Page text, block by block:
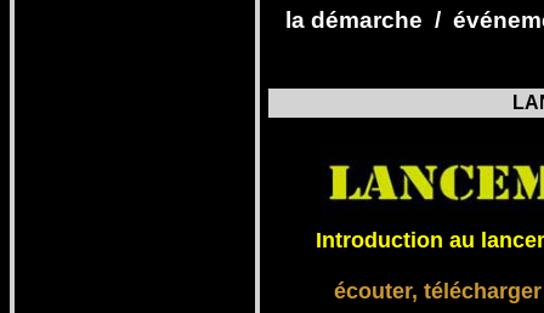
la démarche /
Introduction au
écouter,